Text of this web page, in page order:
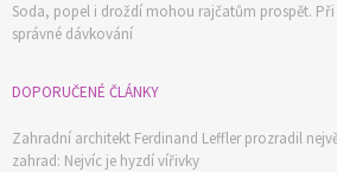
Soda, popel i droždí mohou rajčatům prospět.
správné dávkování
DOPORUČENÉ ČLÁNKY
Zahradní architekt Ferdinand Leffler prozradil
zahrad: Nejvíc je hyzdí vířivky